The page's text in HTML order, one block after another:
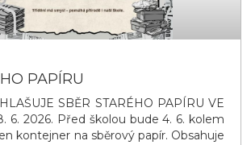
PAPÍRU
SBĚR STARÉHO PAPÍRU VE
6. 2026. Před školou bude 4. 6. kolem
kontejner na sběrový papír. Obsahuje